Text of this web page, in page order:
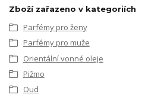
Zboží zařazeno v kategoriích
Parfémy pro ženy
Parfémy pro muže
Orientální vonné oleje
Pižmo
Oud